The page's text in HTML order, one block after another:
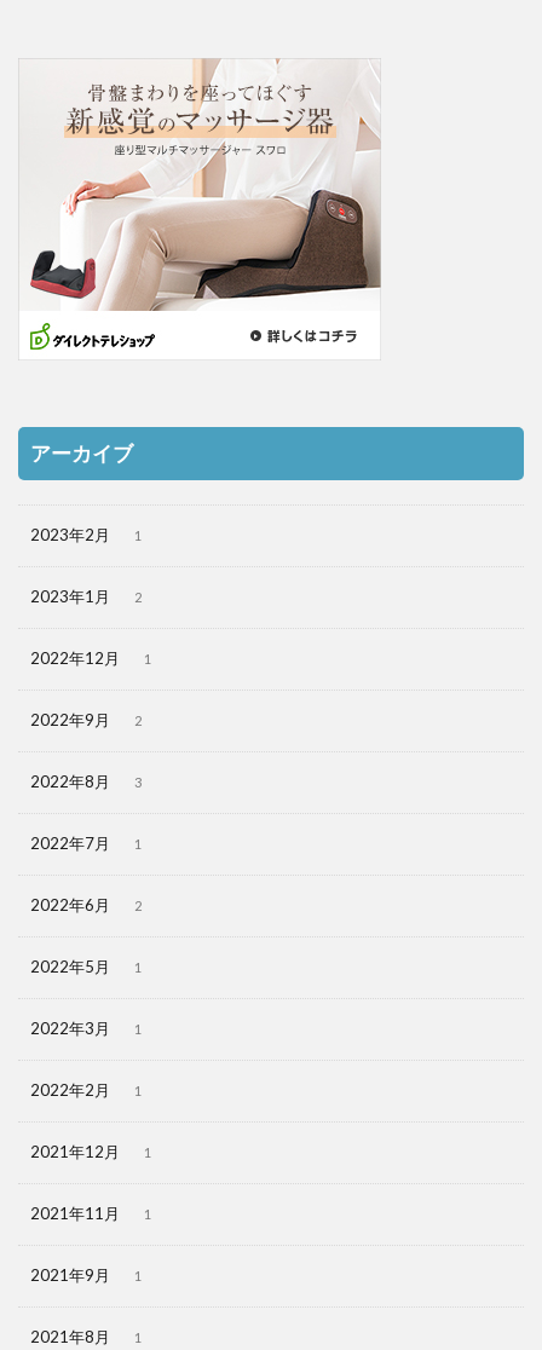
アーカイブ
2023年2月 1
2023年1月 2
2022年12月 1
2022年9月 2
2022年8月 3
2022年7月 1
2022年6月 2
2022年5月 1
2022年3月 1
2022年2月 1
2021年12月 1
2021年11月 1
2021年9月 1
2021年8月 1